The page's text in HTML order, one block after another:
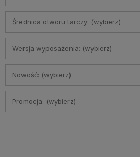
Średnica otworu tarczy: (wybierz)
Wersja wyposażenia: (wybierz)
Nowość: (wybierz)
Promocja: (wybierz)